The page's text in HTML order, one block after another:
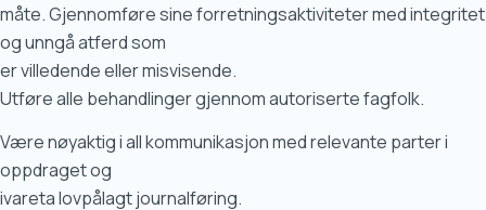
måte. Gjennomføre sine forretningsaktiviteter med integritet
og unngå atferd som
er villedende eller misvisende.
Utføre alle behandlinger gjennom autoriserte fagfolk.
Være nøyaktig i all kommunikasjon med relevante parter i
oppdraget og
ivareta lovpålagt journalføring.